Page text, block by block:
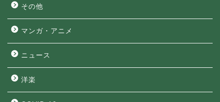
その他
マンガ・アニメ
ニュース
洋楽